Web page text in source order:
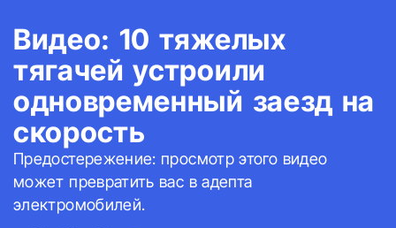
Видео: 10 тяжелых
тягачей устроили
одновременный заезд на
скорость
Предостережение: просмотр этого видео
может превратить вас в адепта
электромобилей.